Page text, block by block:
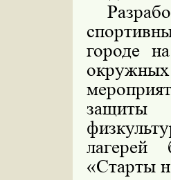
городе
лагерей
«Старты